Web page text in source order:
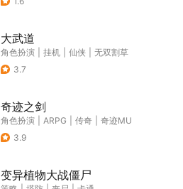
大武道
角色扮演 挂机 仙侠
无双割草
3.7
奇迹之剑
角色扮演 ARPG 传奇
奇迹MU
3.9
变异植物大战僵尸